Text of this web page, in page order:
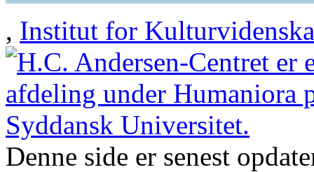
, Institut for
Denne side er senest